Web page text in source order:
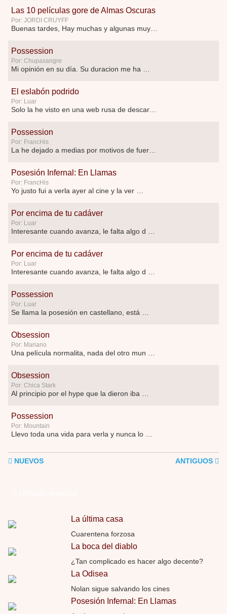
Las 10 películas gore de Almas Oscuras
Por: JORDI CRUYFF
Possession
Por: Chupasangre
Mi opinión en su día. Su duracion me ha …
El eslabón podrido
Por: Luar
Possession
Por: FrancHis
Posesión Infernal: En Llamas
Por: FrancHis
Yo justo fui a verla ayer al cine y la ver …
Por encima de tu cadáver
Por: Luar
Interesante cuando avanza, le falta algo d …
Por encima de tu cadáver
Por: Luar
Interesante cuando avanza, le falta algo d …
Possession
Por: Luar
Se llama la posesión en castellano, está …
Obsession
Por: Mariano
Una película normalita, nada del otro mun …
Obsession
Por: Chica Stark
Al principio por el hype que la dieron iba …
Possession
Por: Mountain
Llevo toda una vida para verla y nunca lo …
NUEVOS ANTIGUOS
La última casa
Cuarentena forzosa
La boca del diablo
¿Tan complicado es hacer algo decente?
La Odisea
Nolan sigue salvando los cines
Posesión Infernal: En Llamas